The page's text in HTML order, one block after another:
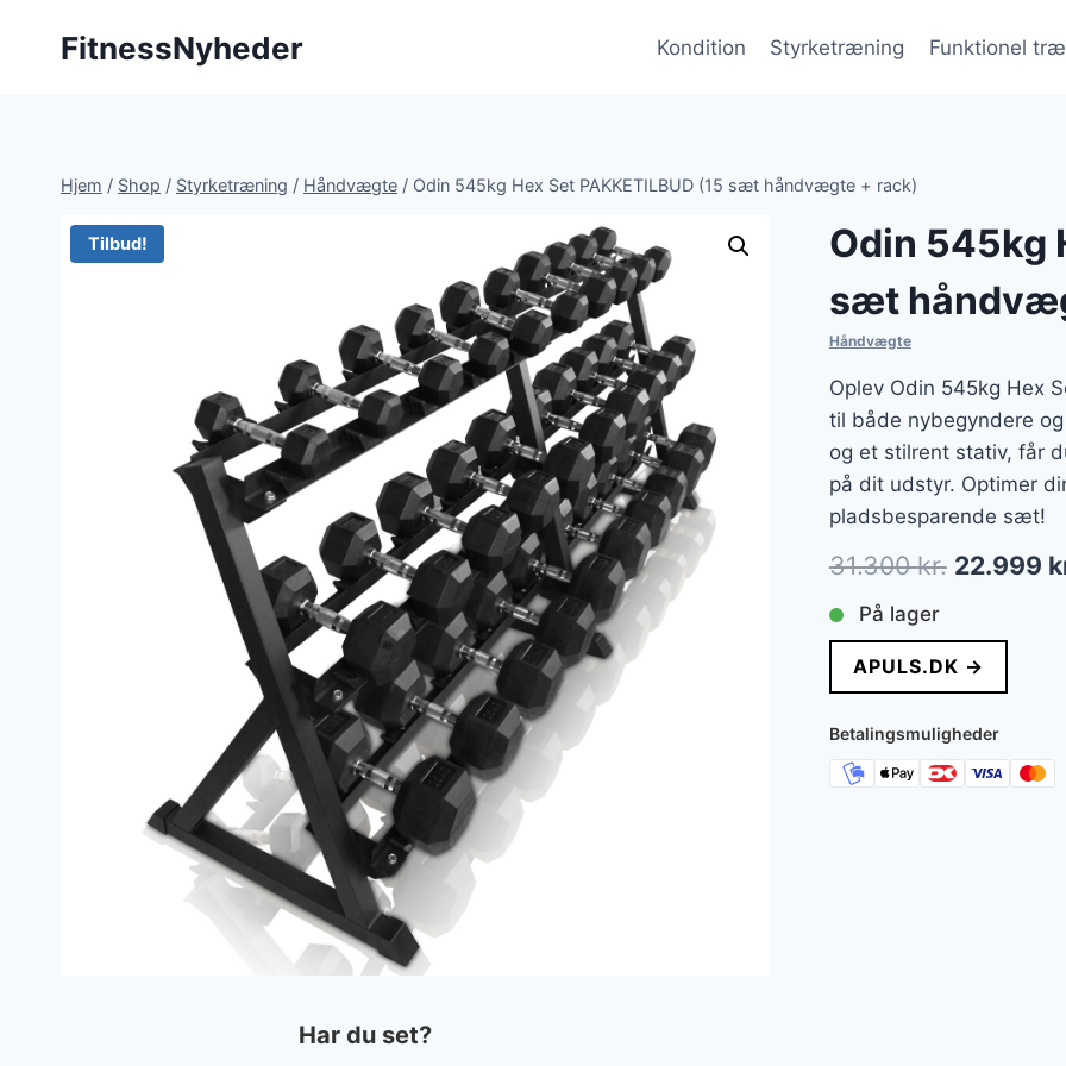
FitnessNyheder Kondition Styrketræning Funktionel
Hjem / Shop / Styrketræning / Håndvægte / Odin 545kg Hex Set PAKKETILBUD (15 sæt håndvægte + rack)
Tilbud!
Odin 545kg
sæt
Håndvægte
Oplev Odin 545kg Hex
til både nybegyndere
og et stilrent stativ, får
på dit udstyr. Optimer
pladsbesparende sæt!
31.300kr. Den
pris
var:
31.300 kr..
22.999
På lager
APULS.DK →
Betalingsmuligheder
Har du set?